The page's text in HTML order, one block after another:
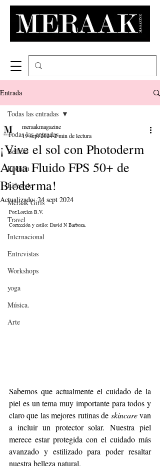
Entrada
Todas las entradas
Belleza
Fashion
Lifestyle
Meraak Girls
Travel
Internacional
Entrevistas
Workshops
yoga
Música.
Arte
Todas las entradas
¡Vive el sol con Photoderm
Aqua Fluido FPS 50+ de
Bioderma!
meraakmagazine
19 sept 20242 min de lectura
Actualizado:24 sept 2024
Por:Lorelen B.V.
Corrección y estilo: David N Barboza.
Sabemos que actualmente el cuidado de la
piel es un tema muy importante para todos y
claro que las mejores rutinas de skincare van
a incluir un protector solar. Nuestra piel
merece estar protegida con el cuidado más
avanzado y estilizado para poder resaltar
nuestra belleza natural.